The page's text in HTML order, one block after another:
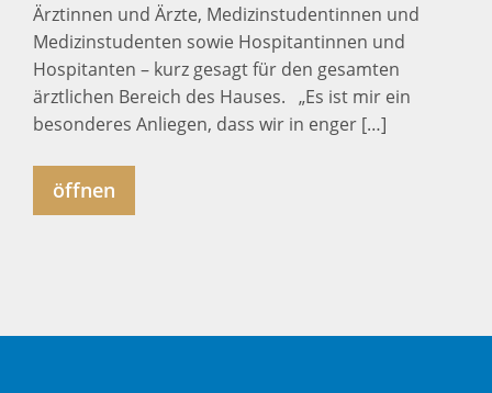
Ärztinnen und Ärzte, Medizinstudentinnen und
Medizinstudenten sowie Hospitantinnen und
Hospitanten – kurz gesagt für den gesamten
ärztlichen Bereich des Hauses. „Es ist mir ein
besonderes Anliegen, dass wir in enger […]
öffnen